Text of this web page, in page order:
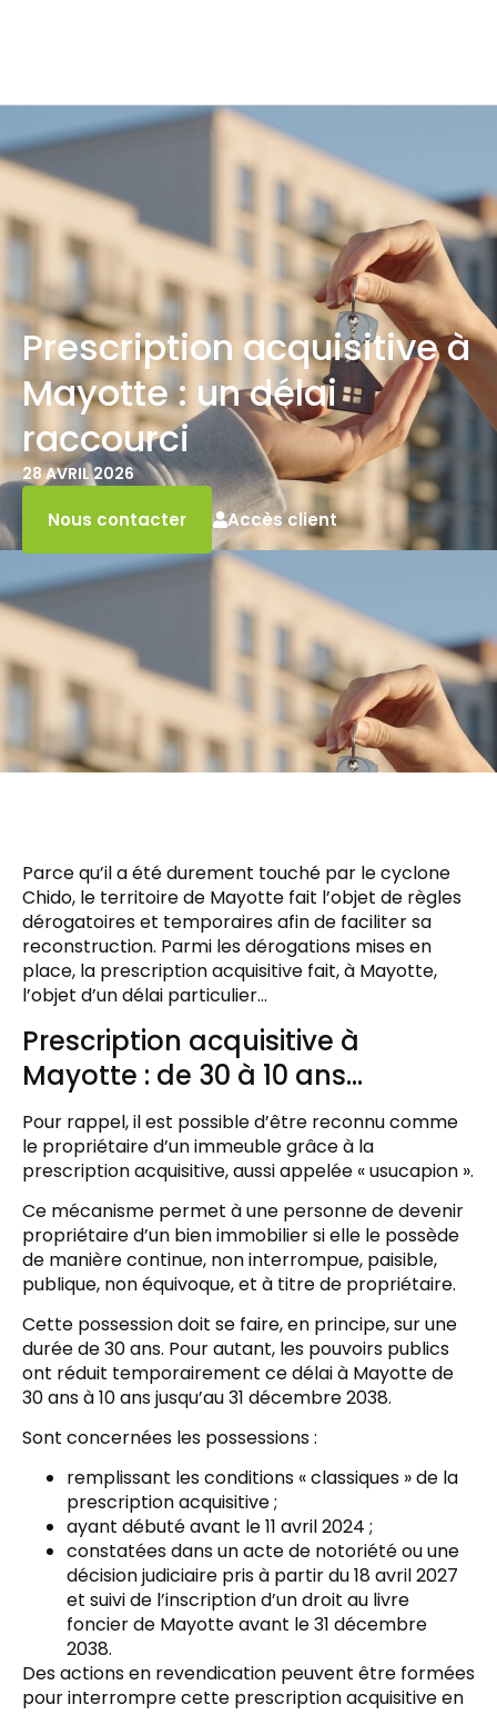
Prescription acquisitive à
Mayotte : un délai
raccourci
28 AVRIL 2026
Nous contacter Accès client
Parce qu’il a été durement touché par le cyclone
Chido, le territoire de Mayotte fait l’objet de règles
dérogatoires et temporaires afin de faciliter sa
reconstruction. Parmi les dérogations mises en
place, la prescription acquisitive fait, à Mayotte,
l’objet d’un délai particulier…
Prescription acquisitive à
Mayotte : de 30 à 10 ans…
Pour rappel, il est possible d’être reconnu comme
le propriétaire d’un immeuble grâce à la
prescription acquisitive, aussi appelée « usucapion ».
Ce mécanisme permet à une personne de devenir
propriétaire d’un bien immobilier si elle le possède
de manière continue, non interrompue, paisible,
publique, non équivoque, et à titre de propriétaire.
Cette possession doit se faire, en principe, sur une
durée de 30 ans. Pour autant, les pouvoirs publics
ont réduit temporairement ce délai à Mayotte de
30 ans à 10 ans jusqu’au 31 décembre 2038.
Sont concernées les possessions :
remplissant les conditions « classiques » de la
prescription acquisitive ;
ayant débuté avant le 11 avril 2024 ;
constatées dans un acte de notoriété ou une
décision judiciaire pris à partir du 18 avril 2027
et suivi de l’inscription d’un droit au livre
foncier de Mayotte avant le 31 décembre
2038.
Des actions en revendication peuvent être formées
pour interrompre cette prescription acquisitive en